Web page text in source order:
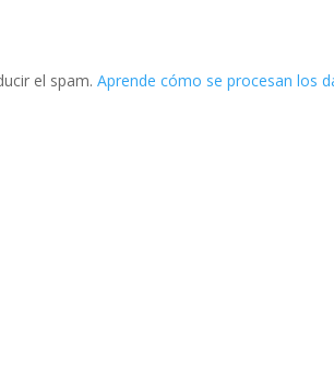
el spam.Aprende cómo se procesan los